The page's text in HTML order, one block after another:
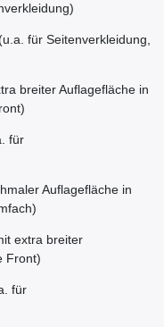
für Seitenverkleidung,
breiter Auflagefläche in
für
Auflagefläche in
extra breiter
Front)
für